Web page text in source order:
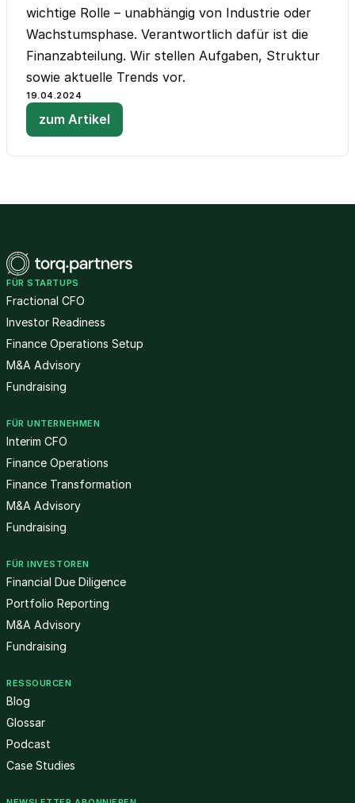
wichtige Rolle – unabhängig von Industrie oder
Wachstumsphase. Verantwortlich dafür ist die
Finanzabteilung. Wir stellen Aufgaben, Struktur
sowie aktuelle Trends vor.
19.04.2024
zum Artikel
FÜR STARTUPS
Fractional CFO
Investor Readiness
Finance Operations Setup
M&A Advisory
Fundraising
FÜR UNTERNEHMEN
Interim CFO
Finance Operations
Finance Transformation
M&A Advisory
Fundraising
FÜR INVESTOREN
Financial Due Diligence
Portfolio Reporting
M&A Advisory
Fundraising
RESSOURCEN
Blog
Glossar
Podcast
Case Studies